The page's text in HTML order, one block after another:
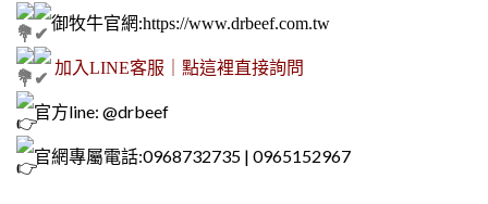
御牧牛官網:https://www.drbeef.com.tw
加入LINE客服｜點這裡直接詢問
官方line: @drbeef
官網專屬電話:0968732735 | 0965152967